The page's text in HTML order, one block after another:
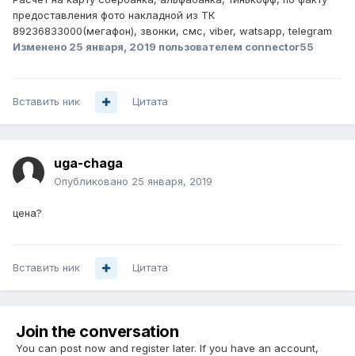
предоставления фото накладной из ТК
89236833000(мегафон), звонки, смс, viber, watsapp, telegram
Изменено 25 января, 2019 пользователем connector55
Вставить ник Цитата
uga-chaga
Опубликовано 25 января, 2019
цена?
Вставить ник Цитата
Join the conversation
You can post now and register later. If you have an account,